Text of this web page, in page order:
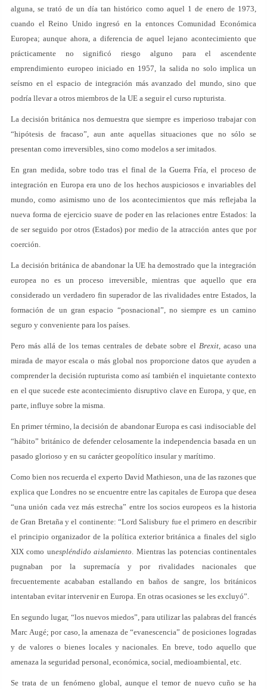
alguna, se trató de un día tan histórico como aquel 1 de enero de 1973,
cuando el Reino Unido ingresó en la entonces Comunidad Económica
Europea; aunque ahora, a diferencia de aquel lejano acontecimiento que
prácticamente no significó riesgo alguno para el ascendente
emprendimiento europeo iniciado en 1957, la salida no solo implica un
seísmo en el espacio de integración más avanzado del mundo, sino que
podría llevar a otros miembros de la UE a seguir el curso rupturista.
La decisión británica nos demuestra que siempre es imperioso trabajar con
“hipótesis de fracaso”, aun ante aquellas situaciones que no sólo se
presentan como irreversibles, sino como modelos a ser imitados.
En gran medida, sobre todo tras el final de la Guerra Fría, el proceso de
integración en Europa era uno de los hechos auspiciosos e invariables del
mundo, como asimismo uno de los acontecimientos que más reflejaba la
nueva forma de ejercicio suave de poder en las relaciones entre Estados: la
de ser seguido por otros (Estados) por medio de la atracción antes que por
coerción.
La decisión británica de abandonar la UE ha demostrado que la integración
europea no es un proceso irreversible, mientras que aquello que era
considerado un verdadero fin superador de las rivalidades entre Estados, la
formación de un gran espacio “posnacional”, no siempre es un camino
seguro y conveniente para los países.
Pero más allá de los temas centrales de debate sobre el Brexit, acaso una
mirada de mayor escala o más global nos proporcione datos que ayuden a
comprender la decisión rupturista como así también el inquietante contexto
en el que sucede este acontecimiento disruptivo clave en Europa, y que, en
parte, influye sobre la misma.
En primer término, la decisión de abandonar Europa es casi indisociable del
“hábito” británico de defender celosamente la independencia basada en un
pasado glorioso y en su carácter geopolítico insular y marítimo.
Como bien nos recuerda el experto David Mathieson, una de las razones que
explica que Londres no se encuentre entre las capitales de Europa que desea
“una unión cada vez más estrecha” entre los socios europeos es la historia
de Gran Bretaña y el continente: “Lord Salisbury fue el primero en describir
el principio organizador de la política exterior británica a finales del siglo
XIX como unespléndido aislamiento. Mientras las potencias continentales
pugnaban por la supremacía y por rivalidades nacionales que
frecuentemente acababan estallando en baños de sangre, los británicos
intentaban evitar intervenir en Europa. En otras ocasiones se les excluyó”.
En segundo lugar, “los nuevos miedos”, para utilizar las palabras del francés
Marc Augé; por caso, la amenaza de “evanescencia” de posiciones logradas
y de valores o bienes locales y nacionales. En breve, todo aquello que
amenaza la seguridad personal, económica, social, medioambiental, etc.
Se trata de un fenómeno global, aunque el temor de nuevo cuño se ha